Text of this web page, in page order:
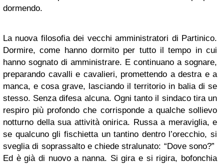
dormendo.
La nuova filosofia dei vecchi amministratori di Partinico.
Dormire, come hanno dormito per tutto il tempo in cui
hanno sognato di amministrare. E continuano a sognare,
preparando cavalli e cavalieri, promettendo a destra e a
manca, e cosa grave, lasciando il territorio in balia di se
stesso. Senza difesa alcuna. Ogni tanto il sindaco tira un
respiro più profondo che corrisponde a qualche sollievo
notturno della sua attività onirica. Russa a meraviglia, e
se qualcuno gli fischietta un tantino dentro l’orecchio, si
sveglia di soprassalto e chiede stralunato: “Dove sono?”
Ed è già di nuovo a nanna. Si gira e si rigira, bofonchia